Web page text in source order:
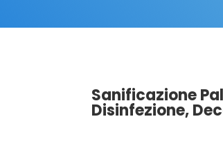
Sanificazione
Disinfezione,